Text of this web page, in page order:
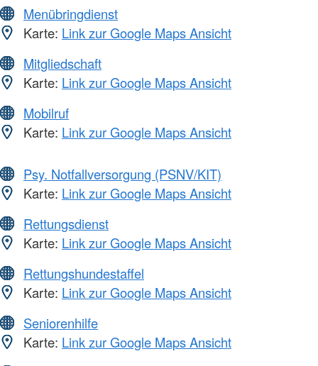
Menübringdienst
Karte: Link zur Google Maps Ansicht
Mitgliedschaft
Karte: Link zur Google Maps Ansicht
Mobilruf
Karte: Link zur Google Maps Ansicht
Psy. Notfallversorgung (PSNV/KIT)
Karte: Link zur Google Maps Ansicht
Rettungsdienst
Karte: Link zur Google Maps Ansicht
Rettungshundestaffel
Karte: Link zur Google Maps Ansicht
Seniorenhilfe
Karte: Link zur Google Maps Ansicht